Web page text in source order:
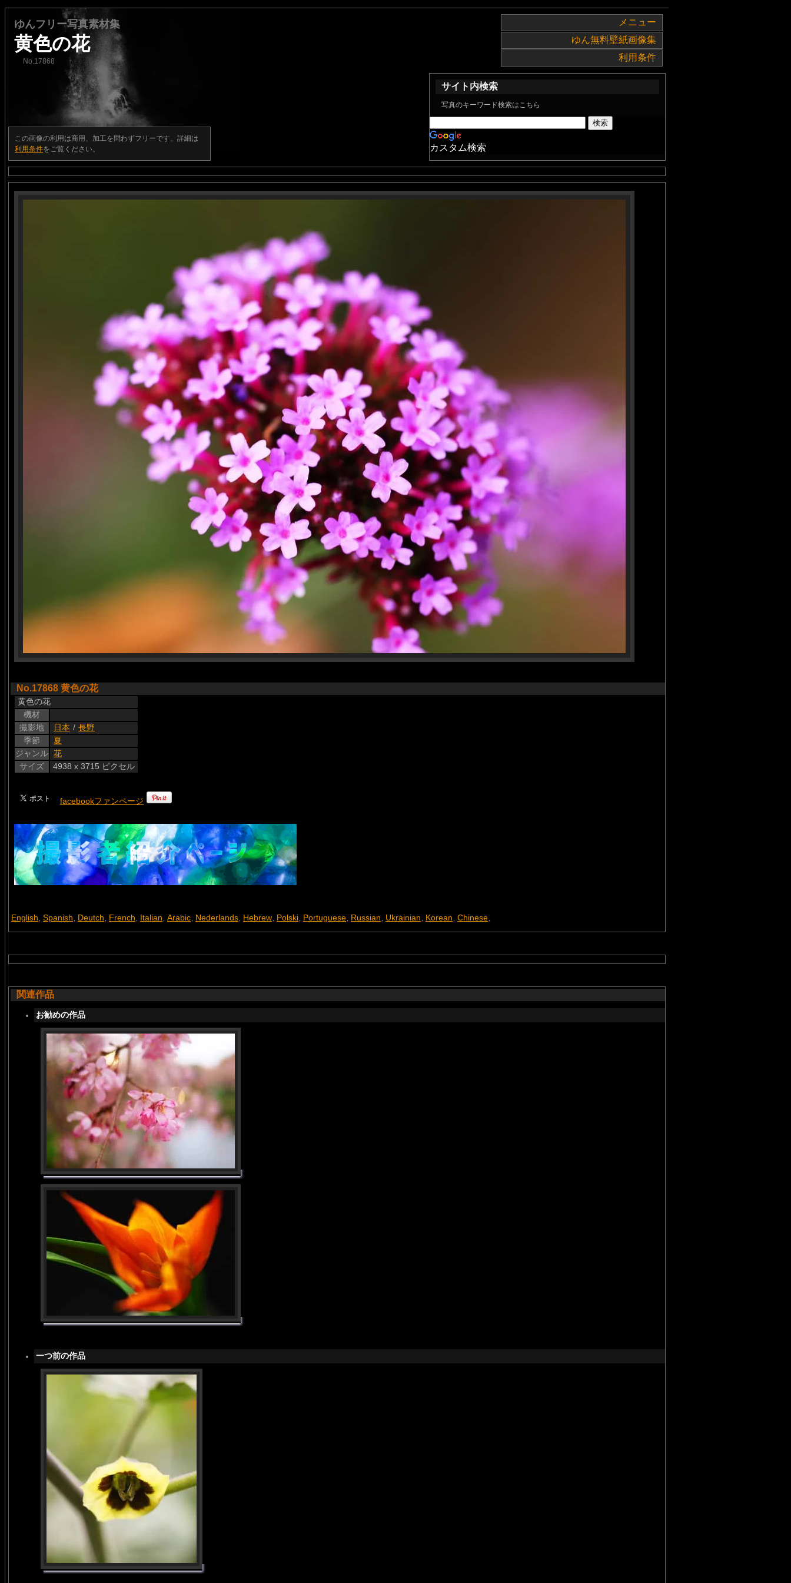
メニュー
ゆん無料壁紙画像集
利用条件
ゆんフリー写真素材集
黄色の花
No.17868
この画像の利用は商用、加工を問わずフリーです。詳細は
利用条件をご覧ください。
サイト内検索
写真のキーワード検索はこちら
カスタム検索
No.17868 黄色の花
黄色の花
機材
撮影地
日本 / 長野
季節
夏
ジャンル 花
サイズ
4938 x 3715 ピクセル
facebookファンページ
English, Spanish, Deutch, French, Italian, Arabic, Nederlands, Hebrew, Polski, Portuguese, Russian, Ukrainian, Korean, Chinese,
関連作品
お勧めの作品
一つ前の作品